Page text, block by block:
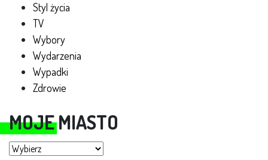
Styl życia
TV
Wybory
Wydarzenia
Wypadki
Zdrowie
MOJE MIASTO
Moje miasto